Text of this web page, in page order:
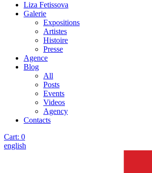
Liza Fetissova
Galerie
Expositions
Artistes
Histoire
Presse
Agence
Blog
All
Posts
Events
Videos
Agency
Contacts
Cart: 0
english